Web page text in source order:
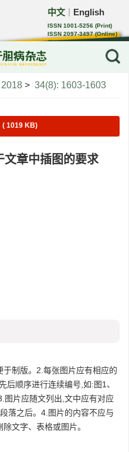
中文 English
ISSN 1001-5256 (Print)
ISSN 2097-3497 (Online)
CN 22-1108/R
2018 > 34(8): 1603-1603
( 1019 KB)
文章中插图的要求
制版。2.每张图片应有相应的
后顺序进行连续编号,如:图1、
图片应随文列出,文中应有对应
落之后。4.图片的内容不应与
文字、表格或图片。